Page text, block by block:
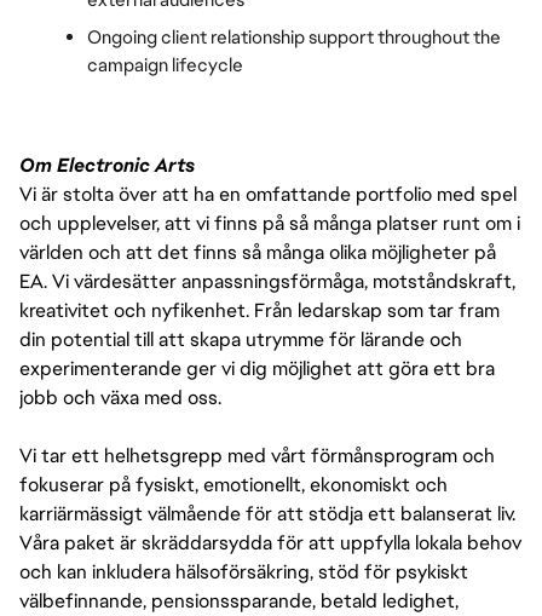
Ongoing client relationship support throughout the
campaign lifecycle
Om Electronic Arts
Vi är stolta över att ha en omfattande portfolio med spel
och upplevelser, att vi finns på så många platser runt om i
världen och att det finns så många olika möjligheter på
EA. Vi värdesätter anpassningsförmåga, motståndskraft,
kreativitet och nyfikenhet. Från ledarskap som tar fram
din potential till att skapa utrymme för lärande och
experimenterande ger vi dig möjlighet att göra ett bra
jobb och växa med oss.
Vi tar ett helhetsgrepp med vårt förmånsprogram och
fokuserar på fysiskt, emotionellt, ekonomiskt och
karriärmässigt välmående för att stödja ett balanserat liv.
Våra paket är skräddarsydda för att uppfylla lokala behov
och kan inkludera hälsoförsäkring, stöd för psykiskt
välbefinnande, pensionssparande, betald ledighet,